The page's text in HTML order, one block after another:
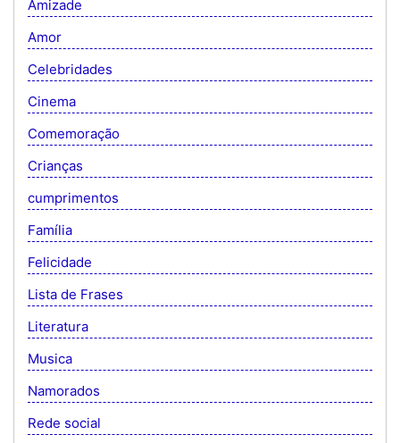
Amizade
Amor
Celebridades
Cinema
Comemoração
Crianças
cumprimentos
Família
Felicidade
Lista de Frases
Literatura
Musica
Namorados
Rede social